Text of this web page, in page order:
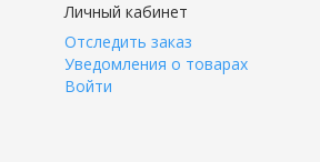
Личный кабинет
Отследить заказ
Уведомления о товарах
Войти